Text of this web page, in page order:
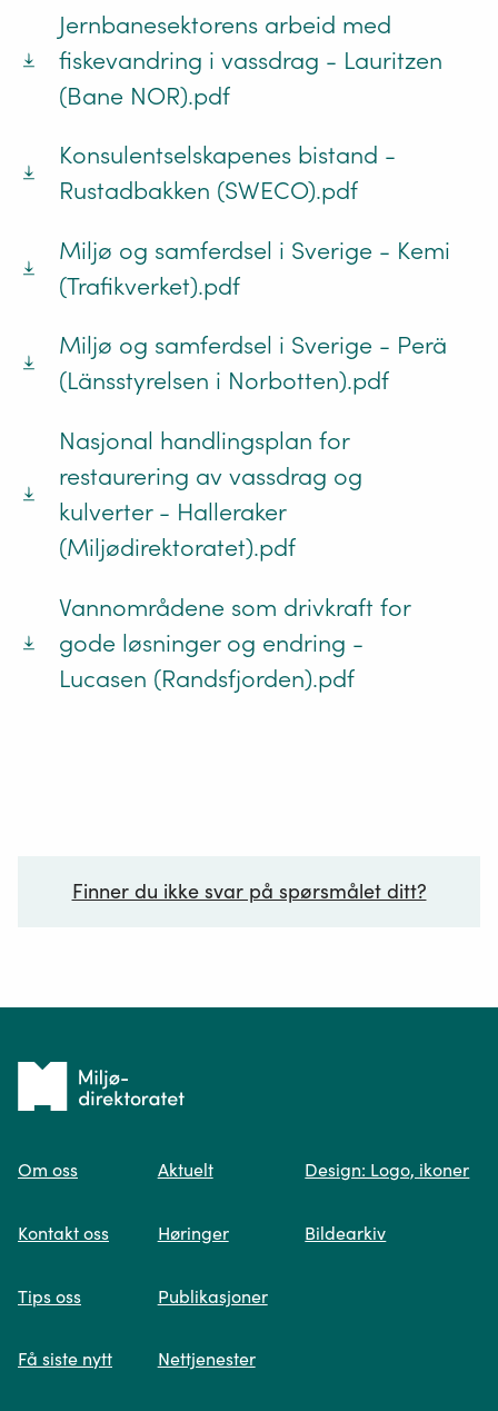
Jernbanesektorens arbeid med
fiskevandring i vassdrag - Lauritzen
(Bane NOR).pdf
Konsulentselskapenes bistand -
Rustadbakken (SWECO).pdf
Miljø og samferdsel i Sverige - Kemi
(Trafikverket).pdf
Miljø og samferdsel i Sverige - Perä
(Länsstyrelsen i Norbotten).pdf
Nasjonal handlingsplan for
restaurering av vassdrag og
kulverter - Halleraker
(Miljødirektoratet).pdf
Vannområdene som drivkraft for
gode løsninger og endring -
Lucasen (Randsfjorden).pdf
Finner du ikke svar på spørsmålet ditt?
Spør oss
søk og viser deg vår mest relevante
Tilbake
forsiden
Om oss
Kontakt oss
Tips oss
Få siste nytt
Aktuelt
Høringer
Publikasjoner
Nettjenester
Design: Logo, ikoner
Bildearkiv